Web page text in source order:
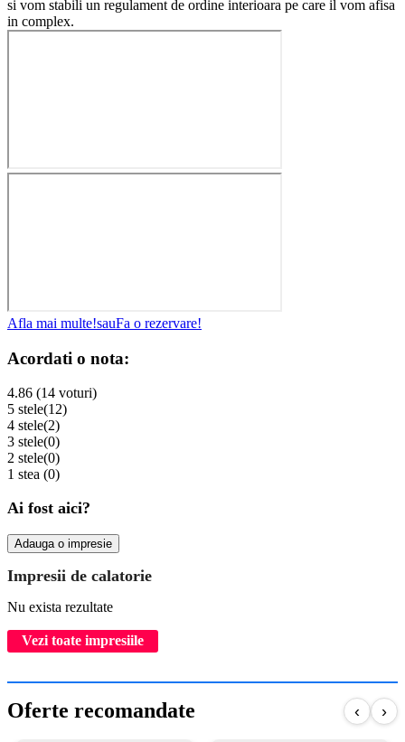
si vom stabili un regulament de ordine interioara pe care il vom afisa
in complex.
Afla mai multe!sauFa o rezervare!
Acordati o nota:
4.86 (14 voturi)
5 stele(12)
4 stele(2)
3 stele(0)
2 stele(0)
1 stea (0)
Ai fost aici?
Adauga o impresie
Impresii de calatorie
Nu exista rezultate
Vezi toate impresiile
Oferte recomandate ‹ ›